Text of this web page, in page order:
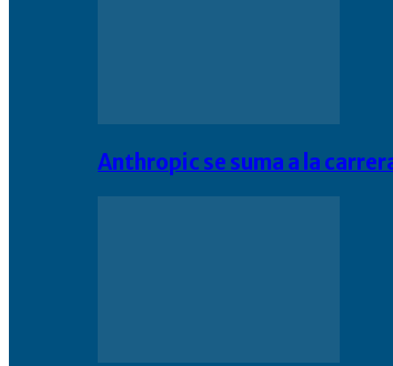
Anthropic se suma a la